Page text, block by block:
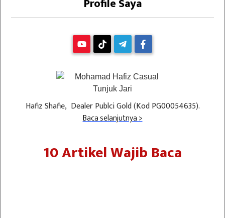
Profile Saya
Hafiz Shafie, Dealer Publci Gold (Kod PG00054635).
Baca selanjutnya >
10 Artikel Wajib Baca